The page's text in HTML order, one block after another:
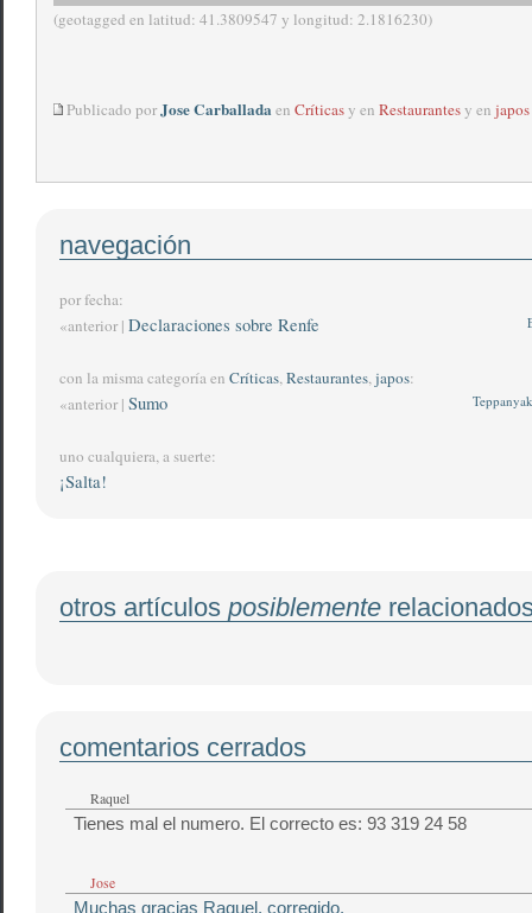
(geotagged en latitud: 41.3809547 y longitud: 2.1816230)
Publicado porJose Carballadaen Críticasy en Restaurantesy en japos
navegación
por fecha:
«anterior | Declaraciones sobre Renfe
con la misma categoría en Críticas,Restaurantes,japos:
«anterior | Sumo
uno cualquiera, a suerte:
¡Salta!
otros artículos posiblemente
comentarios cerrados
Raquel
Tienes mal el numero. El correcto es: 93 319 24 58
Jose
Muchas gracias Raquel, corregido.